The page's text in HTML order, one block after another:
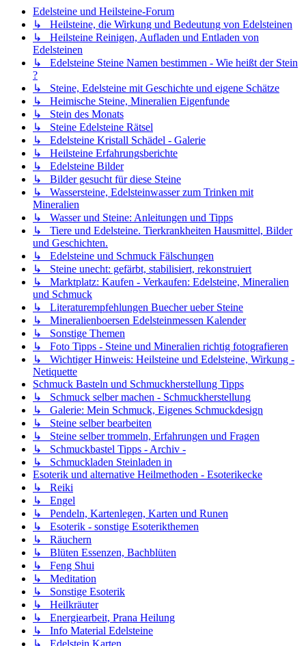
Edelsteine und Heilsteine-Forum
↳ Heilsteine, die Wirkung und Bedeutung von Edelsteinen
↳ Heilsteine Reinigen, Aufladen und Entladen von
Edelsteinen
↳ Edelsteine Steine Namen bestimmen - Wie heißt der Stein
?
↳ Steine, Edelsteine mit Geschichte und eigene Schätze
↳ Heimische Steine, Mineralien Eigenfunde
↳ Stein des Monats
↳ Steine Edelsteine Rätsel
↳ Edelsteine Kristall Schädel - Galerie
↳ Heilsteine Erfahrungsberichte
↳ Edelsteine Bilder
↳ Bilder gesucht für diese Steine
↳ Wassersteine, Edelsteinwasser zum Trinken mit
Mineralien
↳ Wasser und Steine: Anleitungen und Tipps
↳ Tiere und Edelsteine. Tierkrankheiten Hausmittel, Bilder
und Geschichten.
↳ Edelsteine und Schmuck Fälschungen
↳ Steine unecht: gefärbt, stabilisiert, rekonstruiert
↳ Marktplatz: Kaufen - Verkaufen: Edelsteine, Mineralien
und Schmuck
↳ Literaturempfehlungen Buecher ueber Steine
↳ Mineralienboersen Edelsteinmessen Kalender
↳ Sonstige Themen
↳ Foto Tipps - Steine und Mineralien richtig fotografieren
↳ Wichtiger Hinweis: Heilsteine und Edelsteine, Wirkung -
Netiquette
Schmuck Basteln und Schmuckherstellung Tipps
↳ Schmuck selber machen - Schmuckherstellung
↳ Galerie: Mein Schmuck, Eigenes Schmuckdesign
↳ Steine selber bearbeiten
↳ Steine selber trommeln, Erfahrungen und Fragen
↳ Schmuckbastel Tipps - Archiv -
↳ Schmuckladen Steinladen in
Esoterik und alternative Heilmethoden - Esoterikecke
↳ Reiki
↳ Engel
↳ Pendeln, Kartenlegen, Karten und Runen
↳ Esoterik - sonstige Esoterikthemen
↳ Räuchern
↳ Blüten Essenzen, Bachblüten
↳ Feng Shui
↳ Meditation
↳ Sonstige Esoterik
↳ Heilkräuter
↳ Energiearbeit, Prana Heilung
↳ Info Material Edelsteine
↳ Edelstein Karten